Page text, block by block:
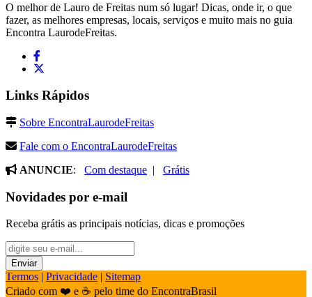
O melhor de Lauro de Freitas num só lugar! Dicas, onde ir, o que
fazer, as melhores empresas, locais, serviços e muito mais no guia
Encontra LaurodeFreitas.
Links Rápidos
Sobre EncontraLaurodeFreitas
Fale com o EncontraLaurodeFreitas
ANUNCIE: Com destaque | Grátis
Novidades por e-mail
Receba grátis as principais notícias, dicas e promoções
Termos | Privacidade | Sitemap
Criado com ❤️ e ☕ pelo time do EncontraBrasil